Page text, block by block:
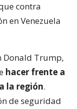
contra
en Venezuela
Donald Trump,
hacer frente a
la región.
de seguridad